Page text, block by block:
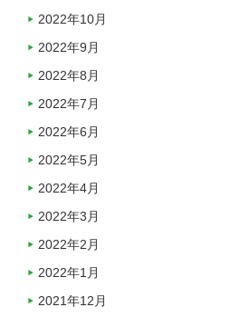
2022年10月
2022年9月
2022年8月
2022年7月
2022年6月
2022年5月
2022年4月
2022年3月
2022年2月
2022年1月
2021年12月